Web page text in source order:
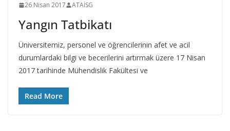
26 Nisan 2017 ATAİSG
Yangın Tatbikatı
Üniversitemiz, personel ve öğrencilerinin afet ve acil
durumlardaki bilgi ve becerilerini artırmak üzere 17 Nisan
2017 tarihinde Mühendislik Fakültesi ve
Read More